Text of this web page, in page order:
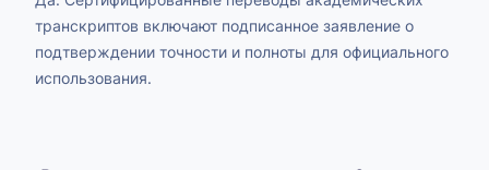
транскриптов включают подписанное заявление о
подтверждении точности и полноты для официального
использования.